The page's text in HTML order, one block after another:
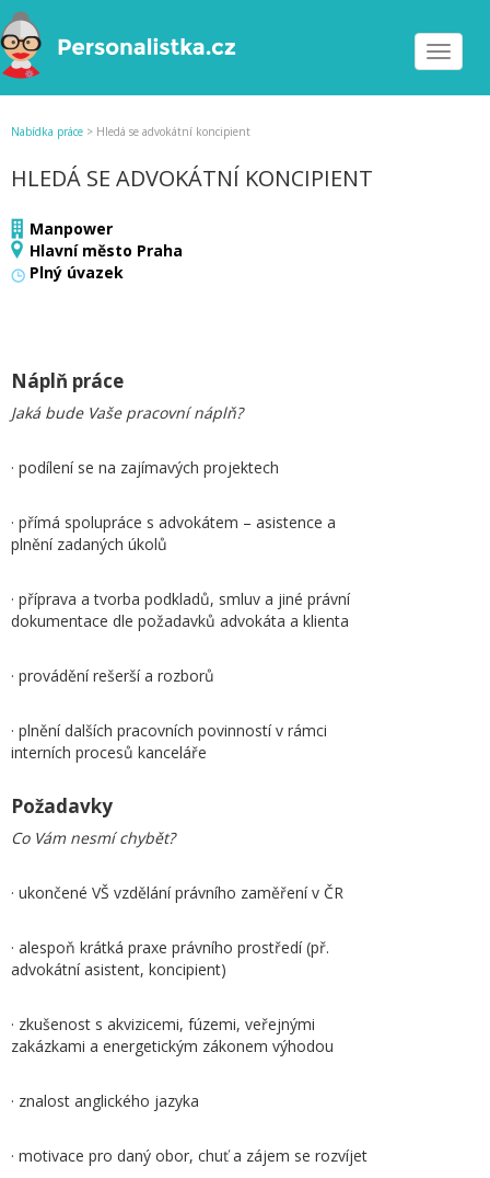
Toggle
Nabídka práce > Hledá se advokátní koncipient
HLEDÁ SE ADVOKÁTNÍ KONCIPIENT
Manpower
Hlavní město Praha
Plný úvazek
Náplň práce
Jaká bude Vaše pracovní náplň?
· podílení se na zajímavých projektech
· přímá spolupráce s advokátem – asistence a
plnění zadaných úkolů
· příprava a tvorba podkladů, smluv a jiné právní
dokumentace dle požadavků advokáta a klienta
· provádění rešerší a rozborů
· plnění dalších pracovních povinností v rámci
interních procesů kanceláře
Požadavky
Co Vám nesmí chybět?
· ukončené VŠ vzdělání právního zaměření v ČR
· alespoň krátká praxe právního prostředí (př.
advokátní asistent, koncipient)
· zkušenost s akvizicemi, fúzemi, veřejnými
zakázkami a energetickým zákonem výhodou
· znalost anglického jazyka
· motivace pro daný obor, chuť a zájem se rozvíjet